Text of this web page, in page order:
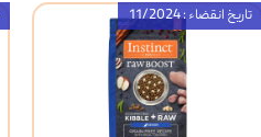
تاریخ انقضاء : 11/2024